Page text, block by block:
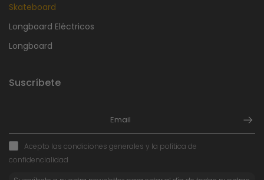
Skateboard
Longboard Eléctricos
Longboard
Suscríbete
Acepto las condiciones generales y la política de
confidencialidad